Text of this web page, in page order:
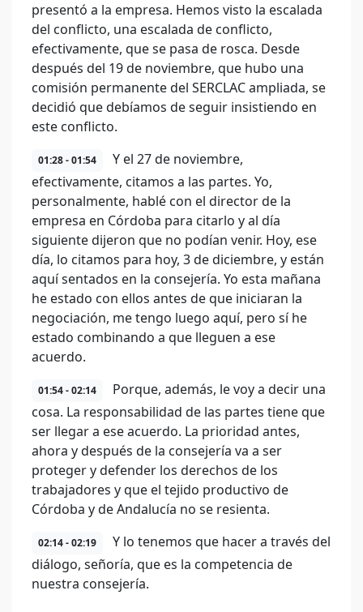
presentó a la empresa. Hemos visto la escalada
del conflicto, una escalada de conflicto,
efectivamente, que se pasa de rosca. Desde
después del 19 de noviembre, que hubo una
comisión permanente del SERCLAC ampliada, se
decidió que debíamos de seguir insistiendo en
este conflicto.
01:28 - 01:54
Y el 27 de noviembre,
efectivamente, citamos a las partes. Yo,
personalmente, hablé con el director de la
empresa en Córdoba para citarlo y al día
siguiente dijeron que no podían venir. Hoy, ese
día, lo citamos para hoy, 3 de diciembre, y están
aquí sentados en la consejería. Yo esta mañana
he estado con ellos antes de que iniciaran la
negociación, me tengo luego aquí, pero sí he
estado combinando a que lleguen a ese
acuerdo.
01:54 - 02:14
Porque, además, le voy a decir una
cosa. La responsabilidad de las partes tiene que
ser llegar a ese acuerdo. La prioridad antes,
ahora y después de la consejería va a ser
proteger y defender los derechos de los
trabajadores y que el tejido productivo de
Córdoba y de Andalucía no se resienta.
02:14 - 02:19
Y lo tenemos que hacer a través del
diálogo, señoría, que es la competencia de
nuestra consejería.